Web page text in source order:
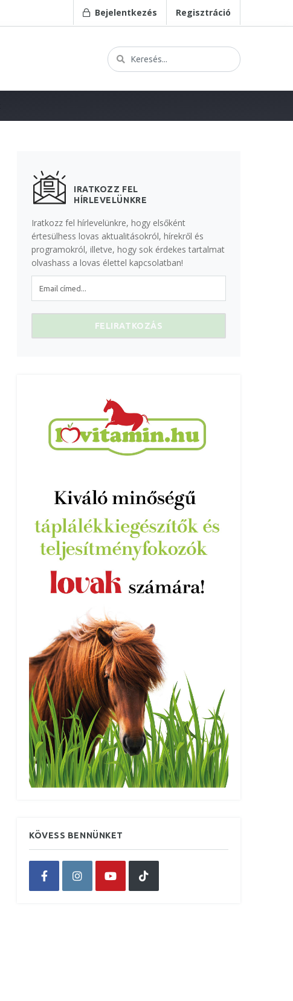
Bejelentkezés Regisztráció
IRATKOZZ FEL
HÍRLEVELÜNKRE
Iratkozz fel hírlevelünkre, hogy elsőként
értesülhess lovas aktualitásokról, hírekről és
programokról, illetve, hogy sok érdekes tartalmat
olvashass a lovas élettel kapcsolatban!
KÖVESS BENNÜNKET